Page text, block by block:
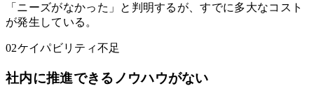
「ニーズがなかった」と判明するが、すでに多大なコスト
が発生している。
02ケイパビリティ不足
社内に推進できるノウハウがない